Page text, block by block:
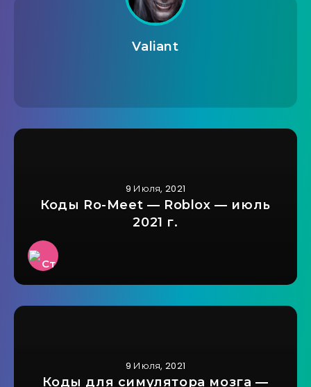
Valiant
9 Июля, 2021
Коды Ro-Meet — Roblox — июль
2021 г.
9 Июля, 2021
Коды для симулятора мозга —